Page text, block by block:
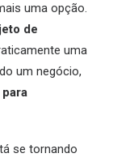
uma opção.
de
uma
um negócio,
se tornando